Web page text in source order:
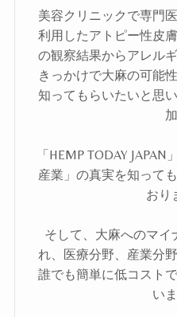
美容クリニックで専門
利用したアトピー性皮
の観察結果からアレル
きっかけで大麻の可能
知ってもらいたいと思
加
「HEMP TODAY
産業」の真実を知って
おり
そして、大麻へのマイ
れ、医療分野、産業分
誰でも簡単に低コスト
い